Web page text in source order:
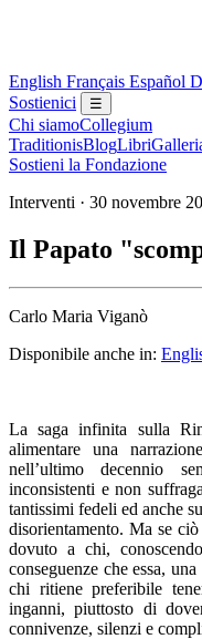
English Français Español
Sostienici
☰
Chi siamoCollegium
TraditionisBlogLibri
Sostieni la Fondazione
Interventi · 30 novembre
Il Papato
Carlo Maria Viganò
Disponibile anche in:
La saga infinita sulla
alimentare una
nell’ultimo decennio
inconsistenti e non
tantissimi fedeli ed anche
disorientamento. Ma se
dovuto a chi,
conseguenze che essa,
chi ritiene preferibile
inganni, piuttosto di
connivenze, silenzi e